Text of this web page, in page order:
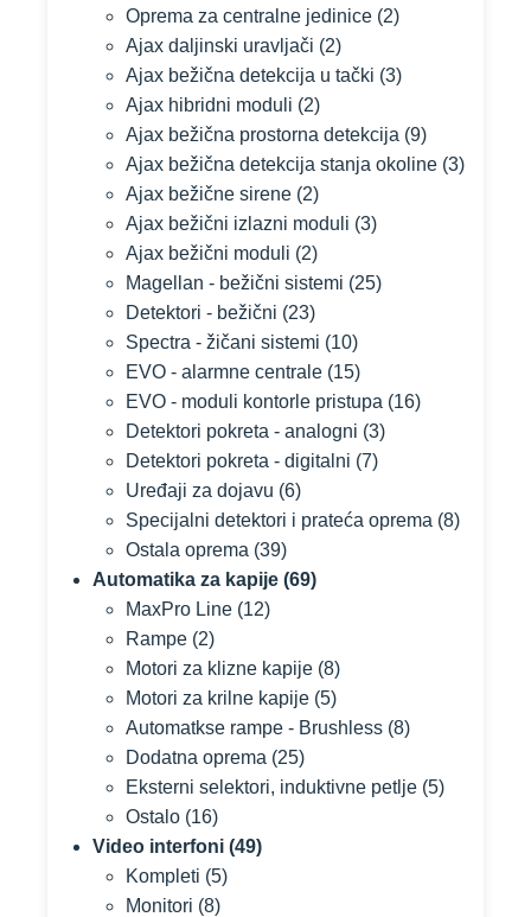
Oprema za centralne jedinice (2)
Ajax daljinski uravljači (2)
Ajax bežična detekcija u tački (3)
Ajax hibridni moduli (2)
Ajax bežična prostorna detekcija (9)
Ajax bežična detekcija stanja okoline (3)
Ajax bežične sirene (2)
Ajax bežični izlazni moduli (3)
Ajax bežični moduli (2)
Magellan - bežični sistemi (25)
Detektori - bežični (23)
Spectra - žičani sistemi (10)
EVO - alarmne centrale (15)
EVO - moduli kontorle pristupa (16)
Detektori pokreta - analogni (3)
Detektori pokreta - digitalni (7)
Uređaji za dojavu (6)
Specijalni detektori i prateća oprema (8)
Ostala oprema (39)
Automatika za kapije (69)
MaxPro Line (12)
Rampe (2)
Motori za klizne kapije (8)
Motori za krilne kapije (5)
Automatkse rampe - Brushless (8)
Dodatna oprema (25)
Eksterni selektori, induktivne petlje (5)
Ostalo (16)
Video interfoni (49)
Kompleti (5)
Monitori (8)